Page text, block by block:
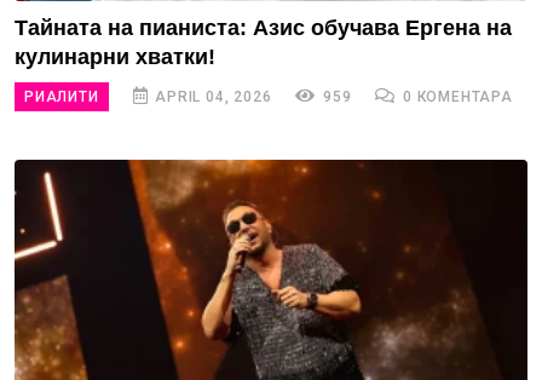
Тайната на пианиста: Азис обучава Ергена на
кулинарни хватки!
РИАЛИТИ APRIL 04, 2026 959 0 КОМЕНТАРА